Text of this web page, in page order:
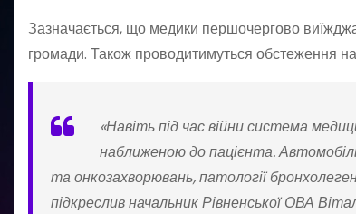
Зазначається, що медики першочергово
громади. Також проводитимуться обстеження
«Навіть під час війни система
наближеною до пацієнта.
та онкозахворювань, патології
підкреслив начальник Рівненської ОВА